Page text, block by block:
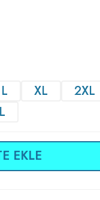
L XL
2XL
EKLE